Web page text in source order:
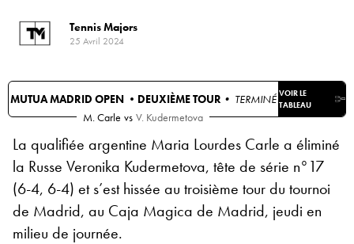
Tennis Majors
25 Avril 2024
MUTUA MADRID OPEN • DEUXIÈME TOUR • TERMINÉ VOIR LE
TABLEAU
M. Carle vs V. Kudermetova
La qualifiée argentine Maria Lourdes Carle a éliminé
la Russe Veronika Kudermetova, tête de série n°17
(6-4, 6-4) et s’est hissée au troisième tour du tournoi
de Madrid, au Caja Magica de Madrid, jeudi en
milieu de journée.